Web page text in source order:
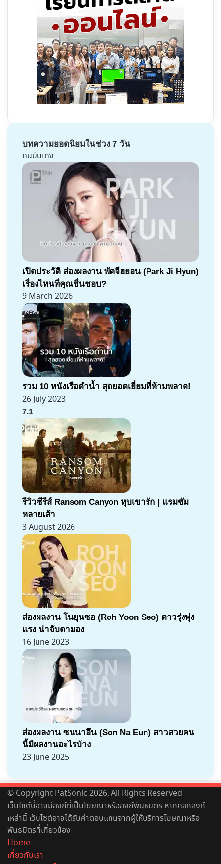
บทความยอดนิยมในช่วง 7 วัน
คนบันเทิง
เปิดประวัติ ส่องผลงาน พัคจีฮยอน (Park Ji Hyun)
เรื่องไหนที่คุณชื่นชอบ?
9 March 2026
รวม 10 หนังเรือดำน้ำ สุดยอดเยี่ยมที่ห้ามพลาด!
26 July 2023
7.1
รีวิวซีรีส์ Ransom Canyon หุบเขารัก | แรมซัม
หลายเส้า
3 August 2026
ส่องผลงาน โนยุนซอ (Roh Yoon Seo) ดาวรุ่งพุ่ง
แรง น่าจับตามอง
16 June 2023
ส่องผลงาน ซนนาอึน (Son Na Eun) สาวสวยคน
นี้มีผลงานอะไรบ้าง
23 June 2025
© Copyright PatSonic 2026, All Rights Reserved
เว็บไซต์นี้อาจมีลิงก์ที่เป็นโฆษณาหรือลิงก์พันธมิตร หากคลิกลิงก์
เหล่านี้ เว็บไซต์อาจได้รับค่าตอบแทนจากผู้ให้บริการโฆษณาหรือ
พันธมิตรที่เกี่ยวข้อง
Home
เกี่ยวกับเรา